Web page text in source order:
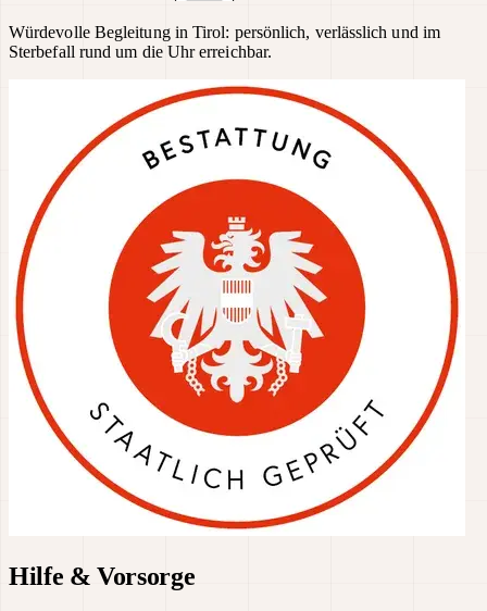
Würdevolle Begleitung in Tirol: persönlich, verlässlich und im
Sterbefall rund um die Uhr erreichbar.
Hilfe & Vorsorge